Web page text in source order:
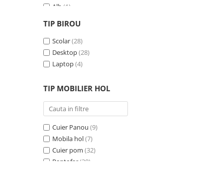
Alb (1)
Negru - Cires
Crem (7)
Albastru(1)
Pin(1)
TIP BIROU
Scolar(28)
Desktop(28)
Laptop(4)
TIP MOBILIER HOL
Cuier Panou (9)
Mobila hol(7)
Cuier pom (32)
Pantofar (30)